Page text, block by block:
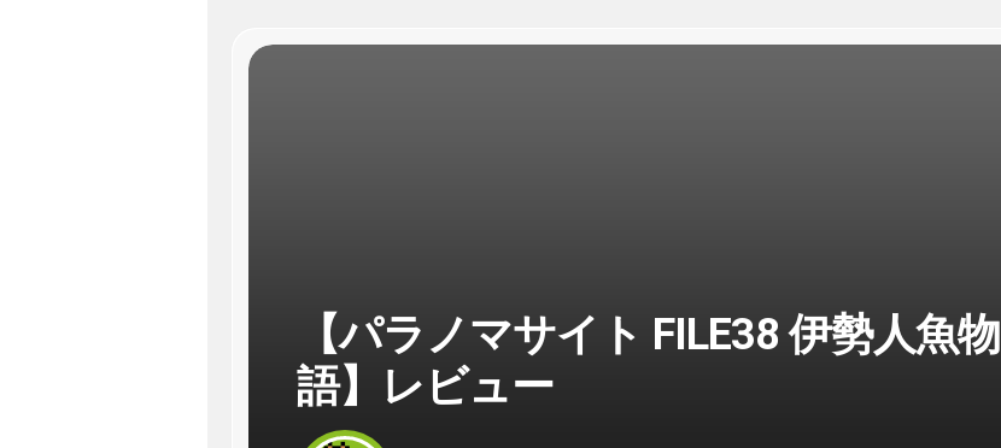
【パラノマサイト FILE38 伊勢人魚物
語】レビュー